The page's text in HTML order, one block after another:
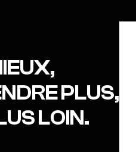
IEUX,
NDREPLUS,
USLOIN.